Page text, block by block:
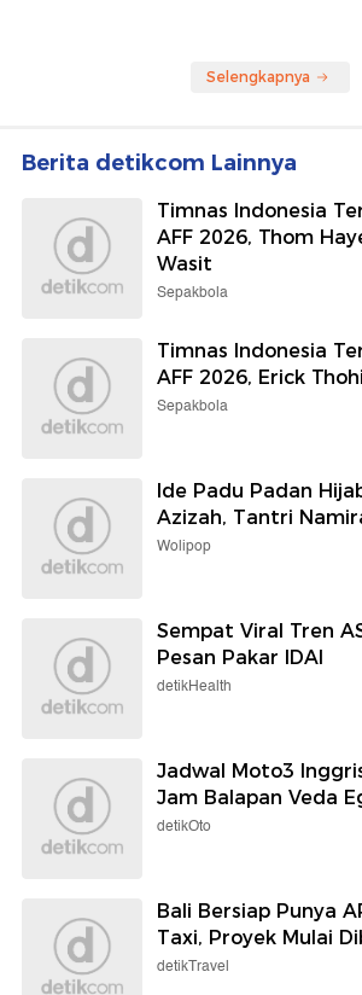
Selengkapnya
Berita detikcom Lainnya
Timnas Indonesia
AFF 2026, Thom
Wasit
Sepakbola
Timnas Indonesia
AFF 2026, Erick
Sepakbola
Ide Padu Padan
Azizah, Tantri
Wolipop
Sempat Viral Tren
Pesan Pakar IDAI
detikHealth
Jadwal Moto3
Jam Balapan Veda
detikOto
Bali Bersiap Punya
Taxi, Proyek Mulai
detikTravel